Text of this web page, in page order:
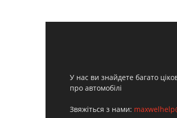
У нас ви знайдете багато
про автомобілі
Звяжіться з нами: